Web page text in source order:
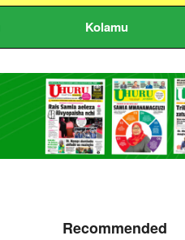
Kolamu
Recommended